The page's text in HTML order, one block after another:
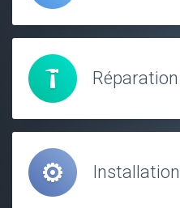
Réparation
Installation